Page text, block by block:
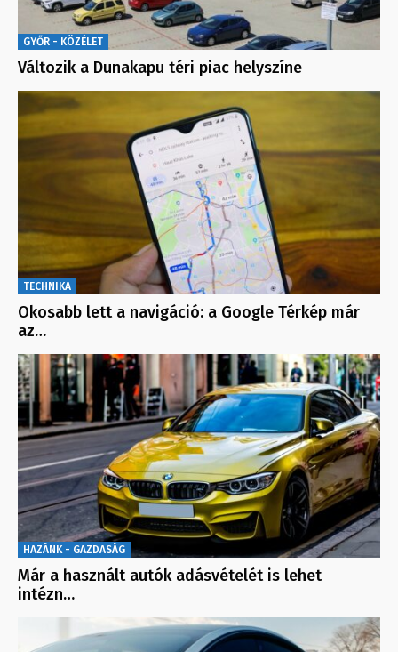
GYŐR - KÖZÉLET
Változik a Dunakapu téri piac helyszíne
TECHNIKA
Okosabb lett a navigáció: a Google Térkép már
az…
HAZÁNK - GAZDASÁG
Már a használt autók adásvételét is lehet
intézn…